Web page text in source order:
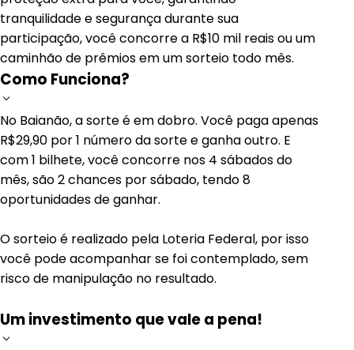
tranquilidade e segurança durante sua
participação, você concorre a R$10 mil reais ou um
caminhão de prêmios em um sorteio todo mês.
Como Funciona?
No Baianão, a sorte é em dobro. Você paga apenas
R$29,90 por 1 número da sorte e ganha outro. E
com 1 bilhete, você concorre nos 4 sábados do
mês, são 2 chances por sábado, tendo 8
oportunidades de ganhar.
O sorteio é realizado pela Loteria Federal, por isso
você pode acompanhar se foi contemplado, sem
risco de manipulação no resultado.
Um investimento que vale a pena!